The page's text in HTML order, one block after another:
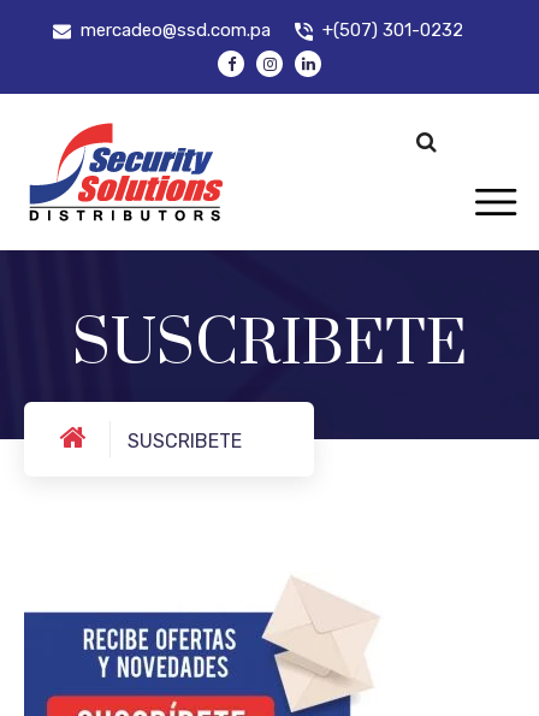
mercadeo@ssd.com.pa +(507) 301-0232
SUSCRIBETE
SUSCRIBETE